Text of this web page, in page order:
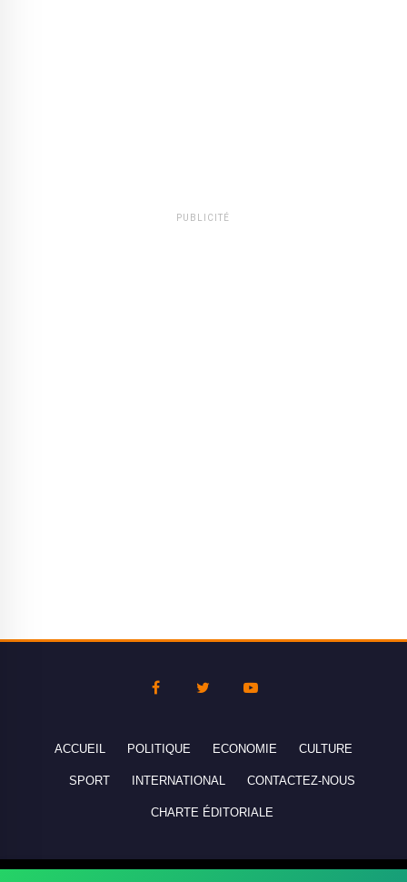
PUBLICITÉ
ACCUEIL POLITIQUE ECONOMIE CULTURE
SPORT INTERNATIONAL CONTACTEZ-NOUS
CHARTE ÉDITORIALE